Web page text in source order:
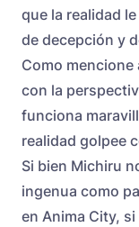
que la realidad
de decepción y
Como mencione
con la
funciona
realidad golpee
Si bien Michiru
ingenua como
en Anima City,